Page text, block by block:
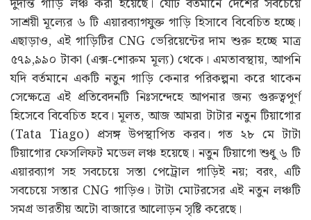
সাশ্রয়ী মূল্যের ৬ টি এয়ারব্যাগযুক্ত গাড়ি হিসাবে বিবেচিত হচ্ছে।
এছাড়াও, এই গাড়িটির CNG ভেরিয়েন্টের দাম শুরু হচ্ছে মাত্র
৫৭৯,৯৯০ টাকা (এক্স-শোরুম মূল্য) থেকে। এমতাবস্থায়, আপনি
যদি বর্তমানে একটি নতুন গাড়ি কেনার পরিকল্পনা করে থাকেন
সেক্ষেত্রে এই প্রতিবেদনটি নিঃসন্দেহে আপনার জন্য গুরুত্বপূর্ণ
হিসেবে বিবেচিত হবে। মূলত, আজ আমরা টাটার নতুন টিয়াগোর
(Tata Tiago) প্রসঙ্গ উপস্থাপিত করব। গত ২৮ মে টাটা
টিয়াগোর ফেসলিফট মডেল লঞ্চ হয়েছে। নতুন টিয়াগো শুধু ৬ টি
এয়ারব্যাগ সহ সবচেয়ে সস্তা পেট্রোল গাড়িই নয়; বরং, এটি
সবচেয়ে সস্তার CNG গাড়িও। টাটা মোটরসের এই নতুন লঞ্চটি
সমগ্র ভারতীয় অটো বাজারে আলোড়ন সৃষ্টি করেছে।